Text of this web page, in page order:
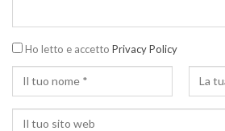
Ho letto e accetto Privacy Policy